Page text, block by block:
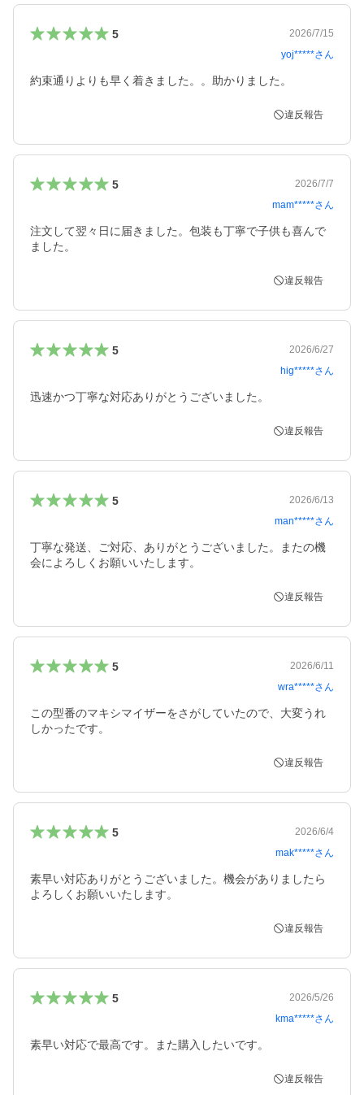
5
2026/7/15
yoj*****さん
約束通りよりも早く着きました。。助かりました。
違反報告
5
2026/7/7
mam*****さん
注文して翌々日に届きました。包装も丁寧で子供も喜んで
ました。
違反報告
5
2026/6/27
hig*****さん
迅速かつ丁寧な対応ありがとうございました。
違反報告
5
2026/6/13
man*****さん
丁寧な発送、ご対応、ありがとうございました。またの機
会によろしくお願いいたします。
違反報告
5
2026/6/11
wra*****さん
この型番のマキシマイザーをさがしていたので、大変うれ
しかったです。
違反報告
5
2026/6/4
mak*****さん
素早い対応ありがとうございました。機会がありましたら
よろしくお願いいたします。
違反報告
5
2026/5/26
kma*****さん
素早い対応で最高です。また購入したいです。
違反報告